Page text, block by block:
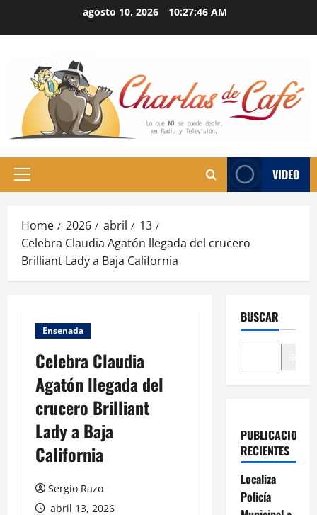
agosto 10, 2026 10:27:47 AM
Primary
VIDEO
Home 2026 abril
13
Celebra Claudia Agatón llegada del crucero
Brilliant Lady a Baja California
Ensenada
Celebra Claudia
Agatón llegada del
crucero Brilliant
Lady a Baja
California
Sergio Razo
abril 13, 2026
BUSCAR
PUBLICACIONES
RECIENTES
Localiza
Policía